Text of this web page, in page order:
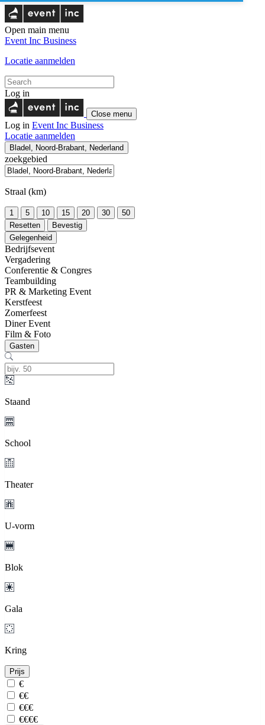
Open main menu
Event Inc Business
Locatie aanmelden
Log in
Close menu
Log in Event Inc Business
Locatie aanmelden
Bladel, Noord-Brabant, Nederland
zoekgebied
Straal (km)
1 5 10 15 20 30
50
Resetten
Bevestig
Gelegenheid
Bedrijfsevent
Vergadering
Conferentie & Congres
Teambuilding
PR & Marketing Event
Kerstfeest
Zomerfeest
Diner Event
Film & Foto
Gasten
Staand
School
Theater
U-vorm
Blok
Gala
Kring
Prijs
€
€€
€€€
€€€€